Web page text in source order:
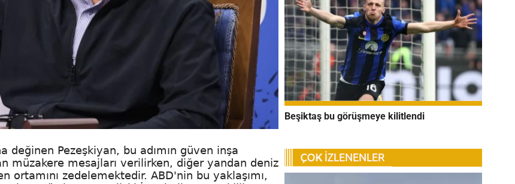
değinen Pezeşkiyan, bu adımın güven inşa
müzakere mesajları verilirken, diğer yandan deniz
ortamını zedelemektedir. ABD'nin bu yaklaşımı,
Beşiktaş bu görüşmeye kilitlendi